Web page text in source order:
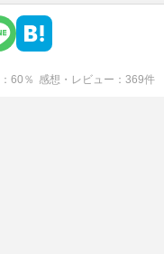
60 ％ 感想・レビュー 369件